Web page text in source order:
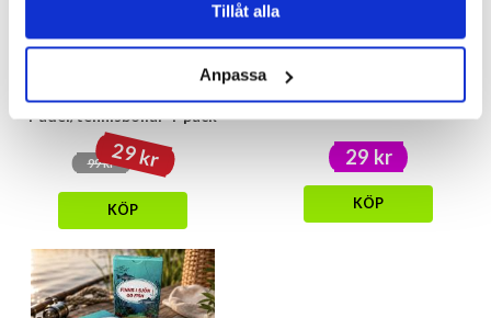
Tillåt alla
Anpassa
Julgranskulor
Padel/tennisbollar 4-pack
99 kr29 kr
KÖP
Bildoft - Gädda
29 kr
KÖP